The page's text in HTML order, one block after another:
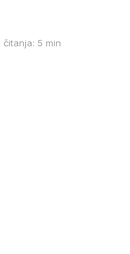
čitanja: 5 min